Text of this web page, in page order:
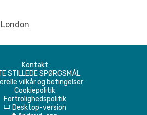
Kontakt
STILLEDE SPØRGSMÅL
vilkår og betingelser
Cookiepolitik
Fortrolighedspolitik
d Desktop-version